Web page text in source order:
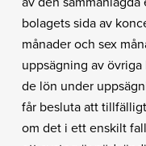
bolagets sida av
månader och sex
uppsägning av
de lön under
får besluta att
om det i ett enskilt